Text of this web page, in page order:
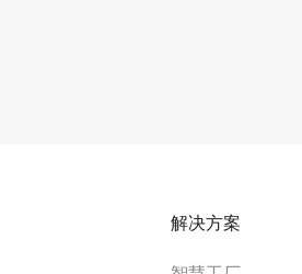
解决方案